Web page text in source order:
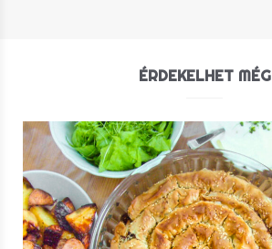
ÉRDEKELHET MÉG